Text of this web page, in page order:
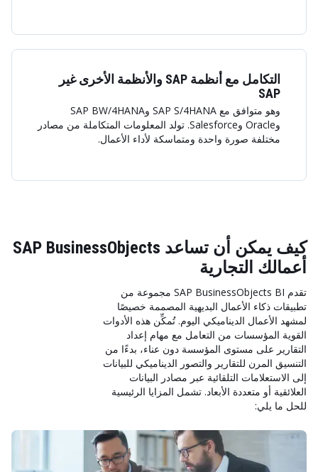
التكامل مع أنظمة SAP والأنظمة الأخرى غير
SAP
وهو متوافق مع SAP S/4HANA وSAP BW/4HANA
وOracle وSalesforce. تولد المعلومات المتكاملة من مصادر
مختلفة صورة واحدة ومتماسكة لأداء الأعمال.
كيف يمكن أن تساعد SAP BusinessObjects
أعمالك التجارية
تقدم SAP BusinessObjects BI مجموعة من
تطبيقات ذكاء الأعمال البديهية المصممة خصيصًا
لمشهد الأعمال الديناميكي اليوم. تُمكِّن هذه الأدوات
القوية المؤسسات من التعامل مع مهام إعداد
التقارير على مستوى المؤسسة دون عناء، بدءًا من
التنسيق المرن للتقارير والتصور الديناميكي للبيانات
إلى الاستعلامات التلقائية عبر مصادر البيانات
العلائقية أو متعددة الأبعاد. تشمل المزايا الرئيسية
للحل ما يلي: